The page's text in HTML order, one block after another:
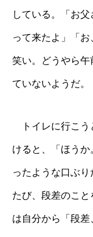
している。「お
って来たよ」「
笑い。どうやら午
ていないようだ。
トイレに行こう
けると、「ほう
ったような口ぶ
たび、段差のこ
は自分から「段